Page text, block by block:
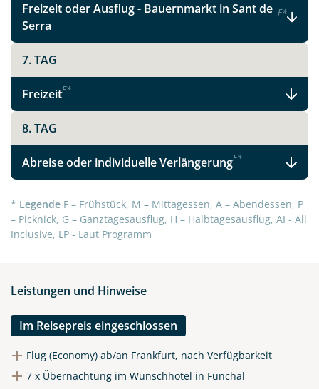
Freizeit oder Ausflug - Bauernmarkt in Sant de
Serra
F*
7. TAG
FreizeitF*
8. TAG
Abreise oder individuelle VerlängerungF*
* Legende F – Frühstück, M – Mittagessen, A – Abendessen, P
– Picknick, G – Ganztagesausflug, H – Halbtagesausflug, AI - All
Inclusive, LP - Laut Programm
Leistungen und Hinweise
Im Reisepreis eingeschlossen
Flug (Economy) ab/an Frankfurt, nach Verfügbarkeit
7 x Übernachtung im Wunschhotel in Funchal